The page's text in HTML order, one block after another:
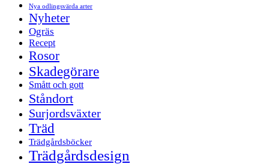
Nya odlingsvärda arter
Nyheter
Ogräs
Recept
Rosor
Skadegörare
Smått och gott
Ståndort
Surjordsväxter
Träd
Trädgårdsböcker
Trädgårdsdesign